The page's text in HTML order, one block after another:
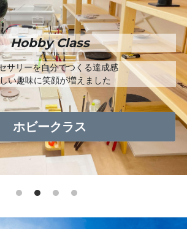
ングクラス
menu
ス
験
験
Studio
付けワークショップ
・工具販売サイト
Hobby Class
サリーを自分でつくる達成感
い趣味に笑顔が増えました
ホビークラス